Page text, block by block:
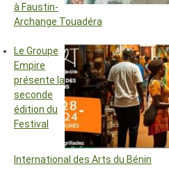
à Faustin-
Archange Touadéra
Le Groupe
Empire
présente la
seconde
édition du
Festival
International des Arts du Bénin